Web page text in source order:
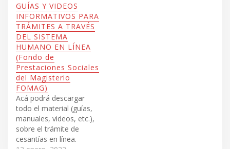
GUÍAS Y VIDEOS
INFORMATIVOS PARA
TRÁMITES A TRAVÉS
DEL SISTEMA
HUMANO EN LÍNEA
(Fondo de
Prestaciones Sociales
del Magisterio
FOMAG)
Acá podrá descargar
todo el material (guías,
manuales, videos, etc.),
sobre el trámite de
cesantías en línea.